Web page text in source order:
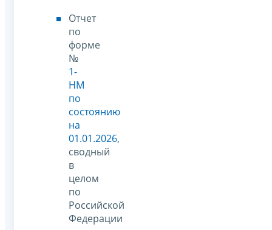
Отчет
по
форме
№
1-
НМ
по
состоянию
на
01.01.2026,
сводный
в
целом
по
Российской
Федерации